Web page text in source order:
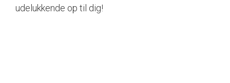
udelukkende op til dig!